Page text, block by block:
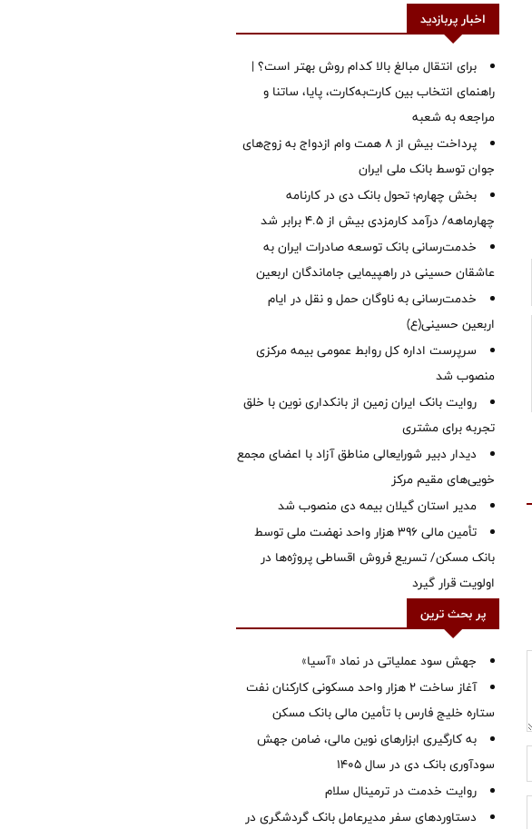
اخبار پربازدید
برای انتقال مبالغ بالا کدام روش بهتر است؟ |
راهنمای انتخاب بین کارت‌به‌کارت، پایا، ساتنا و
مراجعه به شعبه
پرداخت بیش از ۸ همت وام ازدواج به زوج‌های
جوان توسط بانک ملی ایران
بخش چهارم؛ تحول بانک دی در کارنامه
چهارماهه/ درآمد کارمزدی بیش از ۴.۵ برابر شد
خدمت‌رسانی بانک توسعه صادرات ایران به
عاشقان حسینی در راهپیمایی جاماندگان اربعین
خدمت‌رسانی به ناوگان حمل و نقل در ایام
اربعین حسینی(ع)
سرپرست اداره کل روابط عمومی بیمه مرکزی
منصوب شد
روایت بانک ایران زمین از بانکداری نوین با خلق
تجربه برای مشتری
دیدار دبیر شورایعالی مناطق آزاد با اعضای مجمع
خویی‌های مقیم مرکز
‌مدیر استان گیلان بیمه دی منصوب شد
تأمین مالی ۳۹۶ هزار واحد نهضت ملی توسط
بانک مسکن/ تسریع فروش اقساطی پروژه‌ها در
اولویت قرار گیرد
پر بحث ترین
جهش سود عملیاتی در نماد «آسیا»
آغاز ساخت ۲ هزار واحد مسکونی کارکنان نفت
ستاره خلیج فارس با تأمین مالی بانک مسکن
به کارگیری ابزارهای نوین مالی، ضامن جهش
سودآوری بانک دی در سال 1405
روایت خدمت در ترمینال سلام
دستاوردهای سفر مدیرعامل بانک گردشگری در